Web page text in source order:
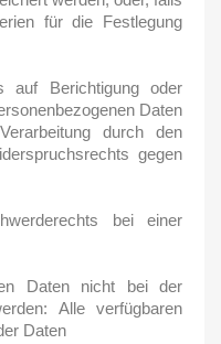
für die Festlegung
auf Berichtigung oder
Daten
durch den
gegen
bei einer
Daten nicht bei der
Alle verfügbaren
Daten